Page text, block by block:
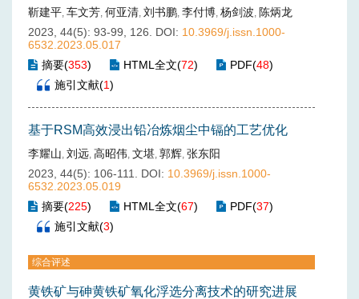
靳建平, 车文芳, 何亚清, 刘书鹏, 李付博, 杨剑波, 陈炳龙
2023, 44(5): 93-99, 126.
DOI: 10.3969/j.issn.1000-
6532.2023.05.017
摘要(353) HTML全文(72) PDF(48)
施引文献(1)
基于RSM高效浸出铅冶炼烟尘中镉的工艺优化
李耀山, 刘远, 高昭伟, 文堪, 郭辉, 张东阳
2023, 44(5): 106-111.
DOI: 10.3969/j.issn.1000-
6532.2023.05.019
摘要(225) HTML全文(67) PDF(37)
施引文献(3)
综合评述
黄铁矿与砷黄铁矿氧化浮选分离技术的研究进展